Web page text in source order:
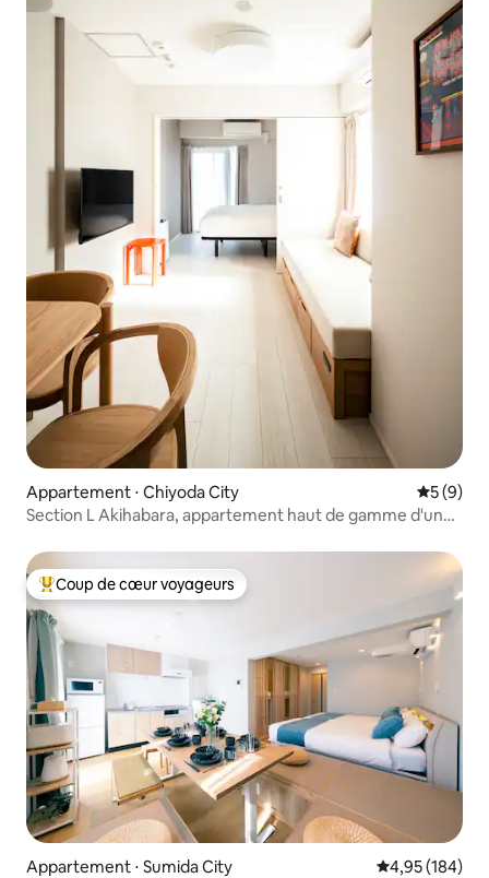
Appartement ⋅ Chiyoda City
5 (9)
Section L Akihabara, appartement haut de gamme d'une
Coups de cœur voyageurs les plus appréciés
Coup de cœur voyageurs
Appartement ⋅ Sumida City Évaluation
4,95 (184)